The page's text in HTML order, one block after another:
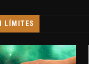
LÍMITES